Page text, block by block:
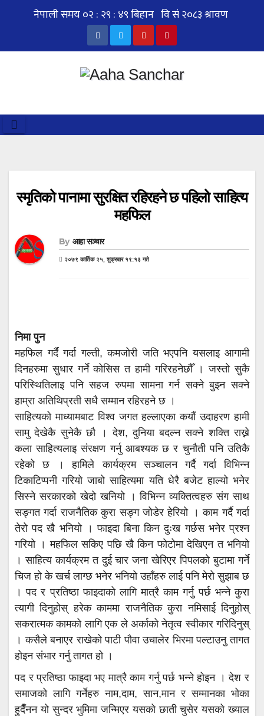
स्मृतिको पानामा सुरक्षित रहिरहने छ पहिलो साहित्य
महफिल
By आहा सञ्चार
२०७९ कार्तिक २५, शुक्रबार १९:१३ गते
निमा पुन
महफिल गर्दै गर्दा गल्ती, कमजोरी जति भएपनि यसलाइ आगामी
दिनहरुमा सुधार गर्ने कोसिस त हामी गरिरहनेछौँ । जस्तो सुकै
परिस्थितिलाइ पनि सहज रुपमा सामना गर्न सक्ने बुझ्न सक्ने
हाम्रा अतिथिप्रती सधै सम्मान रहिरहने छ ।
साहित्यको माध्यामबाट विश्व जगत हल्लाएका कयौं उदाहरण हामी
सामु देखेकै सुनेकै छौ । देश, दुनिया बदल्न सक्ने शक्ति राख्ने
कला साहित्यलाइ संरक्षण गर्नु आबश्यक छ र चुनौती पनि उतिकै
रहेको छ । हामिले कार्यक्रम सञ्चालन गर्दै गर्दा विभिन्न
टिकाटिप्पनी गरियो जाबो साहित्यमा यति धेरै बजेट हाल्यो भनेर
सिस्ने सरकारको खेदो खनियो । विभिन्न व्यक्तित्वहरु संग साथ
सङ्गत गर्दा राजनैतिक कुरा सङ्ग जोडेर हेरियो । काम गर्दै गर्दा
तेरो पद खै भनियो । फाइदा बिना किन दुःख गर्छस भनेर प्रश्न
गरियो । महफिल सकिए पछि खै किन फोटोमा देखिएन त भनियो
। साहित्य कार्यक्रम त दुई चार जना खेरिएर पिपलको बुटामा गर्ने
चिज हो के खर्च लाग्छ भनेर भनियो उहाँहरु लाई पनि मेरो सुझाब छ
। पद र प्रतिष्ठा फाइदाको लागि मात्रै काम गर्नु पर्छ भन्ने कुरा
त्यागी दिनुहोस् हरेक काममा राजनैतिक कुरा नमिसाई दिनुहोस्
सकरात्मक कामको लागि एक ले अर्काको नेतृत्व स्वीकार गरिदिनुस्
। कसैले बनाएर राखेको पाटी पौवा उचालेर भिरमा पल्टाउनु तागत
होइन संभार गर्नु तागत हो ।
पद र प्रतिष्ठा फाइदा भए मात्रै काम गर्नु पर्छ भन्ने होइन । देश र
समाजको लागि गर्नेहरु नाम,दाम, सान,मान र सम्मानका भोका
हुदैँनन यो सुन्दर भुमिमा जन्मिएर यसको छाती चुसेर यसको ख्याल